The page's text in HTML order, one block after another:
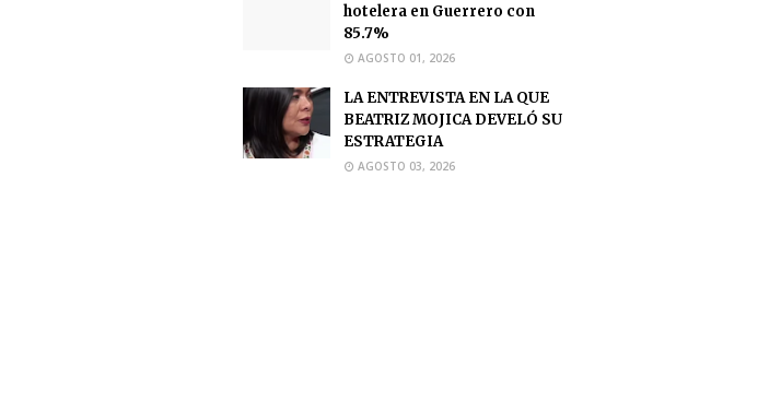
hotelera en Guerrero con
85.7%
AGOSTO 01, 2026
LA ENTREVISTA EN LA QUE
BEATRIZ MOJICA DEVELÓ SU
ESTRATEGIA
AGOSTO 03, 2026